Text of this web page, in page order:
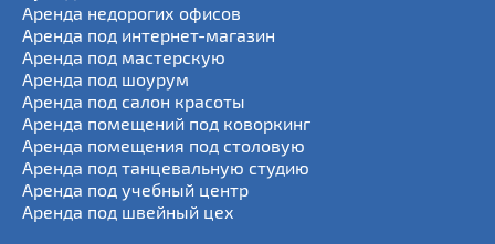
Аренда недорогих офисов
Аренда под интернет-магазин
Аренда под мастерскую
Аренда под шоурум
Аренда под салон красоты
Аренда помещений под коворкинг
Аренда помещения под столовую
Аренда под танцевальную студию
Аренда под учебный центр
Аренда под швейный цех